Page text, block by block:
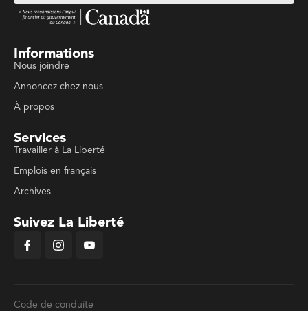
Informations
Nous joindre
Annoncez chez nous
À propos
Services
Travailler à La Liberté
Emplois en français
Archives
Suivez La Liberté
Code de conduite